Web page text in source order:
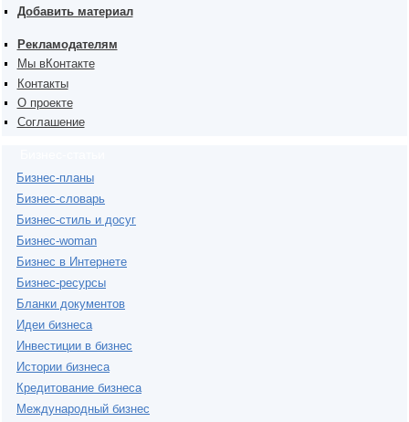
Добавить материал
Рекламодателям
Мы вКонтакте
Контакты
О проекте
Соглашение
Бизнес-планы
Бизнес-словарь
Бизнес-стиль и досуг
Бизнес-woman
Бизнес в Интернете
Бизнес-ресурсы
Бланки документов
Идеи бизнеса
Инвестиции в бизнес
Истории бизнеса
Кредитование бизнеса
Международный бизнес